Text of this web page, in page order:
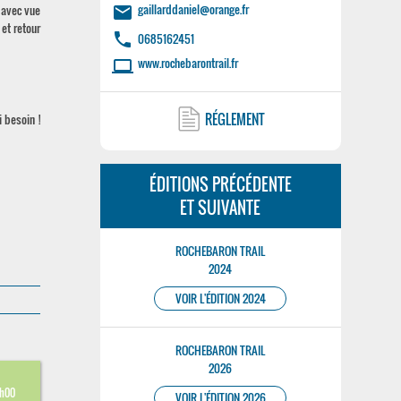
vue
retour
!
email gaillarddaniel@orange.fr
phone 0685162451
laptop www.rochebarontrail.fr
RÉGLEMENT
ÉDITIONS PRÉCÉDENTE
ET SUIVANTE
ROCHEBARON TRAIL
2024
VOIR L'ÉDITION 2024
ROCHEBARON TRAIL
2026